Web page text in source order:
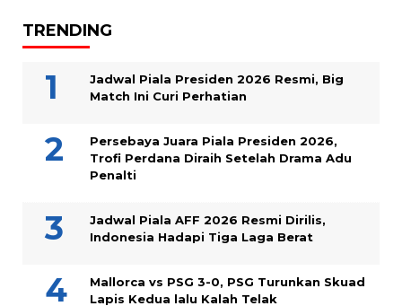
TRENDING
Jadwal Piala Presiden 2026 Resmi, Big
Match Ini Curi Perhatian
Persebaya Juara Piala Presiden 2026,
Trofi Perdana Diraih Setelah Drama Adu
Penalti
Jadwal Piala AFF 2026 Resmi Dirilis,
Indonesia Hadapi Tiga Laga Berat
Mallorca vs PSG 3-0, PSG Turunkan Skuad
Lapis Kedua lalu Kalah Telak